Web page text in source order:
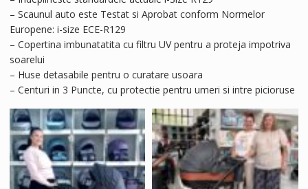
– Scaunul auto este Testat si Aprobat conform Normelor
Europene: i-size ECE-R129
– Copertina imbunatatita cu filtru UV pentru a proteja impotriva
soarelui
– Huse detasabile pentru o curatare usoara
– Centuri in 3 Puncte, cu protectie pentru umeri si intre picioruse